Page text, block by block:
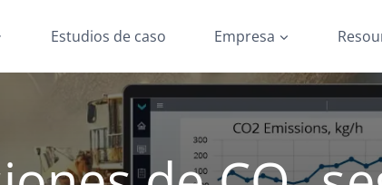
Estudios de caso Empresa